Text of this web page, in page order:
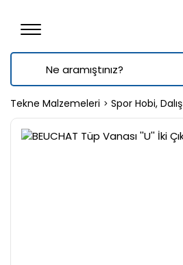
Tekne Malzemeleri Spor Hobi, Dalış